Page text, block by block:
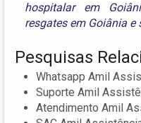
hospitalar em
resgates em Goiânia e
Pesquisas
Whatsapp Amil
Suporte Amil
Atendimento Amil